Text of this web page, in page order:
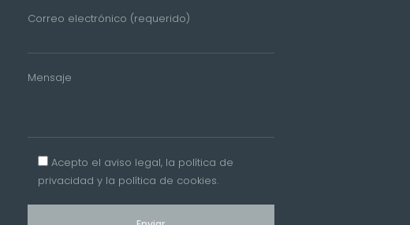
Correo electrónico (requerido)
Mensaje
Acepto el aviso legal, la política de
privacidad y la política de cookies.